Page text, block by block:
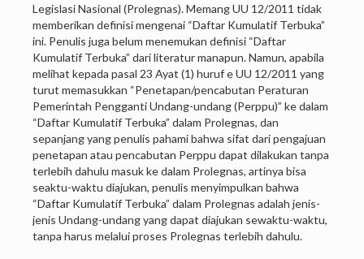
Legislasi Nasional (Prolegnas). Memang UU 12/2011 tidak
memberikan definisi mengenai “Daftar Kumulatif Terbuka”
ini. Penulis juga belum menemukan definisi “Daftar
Kumulatif Terbuka” dari literatur manapun. Namun, apabila
melihat kepada pasal 23 Ayat (1) huruf e UU 12/2011 yang
turut memasukkan “Penetapan/pencabutan Peraturan
Pemerintah Pengganti Undang-undang (Perppu)” ke dalam
“Daftar Kumulatif Terbuka” dalam Prolegnas, dan
sepanjang yang penulis pahami bahwa sifat dari pengajuan
penetapan atau pencabutan Perppu dapat dilakukan tanpa
terlebih dahulu masuk ke dalam Prolegnas, artinya bisa
seaktu-waktu diajukan, penulis menyimpulkan bahwa
“Daftar Kumulatif Terbuka” dalam Prolegnas adalah jenis-
jenis Undang-undang yang dapat diajukan sewaktu-waktu,
tanpa harus melalui proses Prolegnas terlebih dahulu.